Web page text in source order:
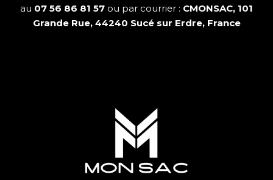
au 07 56 86 81 57 ou par courrier : CMONSAC, 101
Grande Rue, 44240 Sucé sur Erdre, France